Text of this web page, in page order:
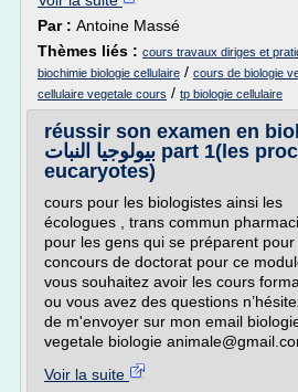
Par : Antoine Massé
Thèmes liés : cours travaux diriges et
biochimie biologie cellulaire / cours de biologie
cellulaire vegetale cours / tp biologie cellulaire
réussir son examen en
بيولوجيا النبات part 1(les procaryotes et les
eucaryotes)
cours pour les biologistes ainsi les
écologues , trans commun
pour les gens qui se préparent
concours de doctorat pour ce
vous souhaitez avoir les cours
ou vous avez des questions
de m'envoyer sur mon email
vegetale biologie
Voir la suite